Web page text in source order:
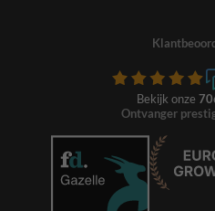
Bekijk onze
Ontvanger